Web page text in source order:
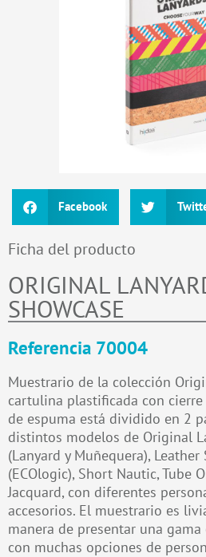
Facebook
Ficha del producto
ORIGINAL
SHOWCASE
Referencia 70004
Muestrario de la colección
cartulina plastificada con
de espuma está dividido en 2
distintos modelos de Original
(Lanyard y Muñequera),
(ECOlogic), Short Nautic, Tube
Jacquard, con diferentes
accesorios. El muestrario es
manera de presentar una
con muchas opciones de